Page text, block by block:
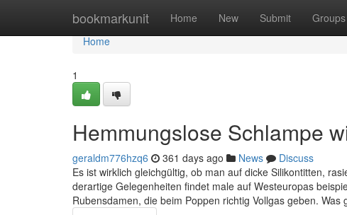
bookmarkunit Home New Submit Groups
Home
Home
1
Hemmungslose Schlampe
geraldm776hzq6 361 days ago News
Discuss
Es ist wirklich gleichgültig, ob man auf dicke Silikontitten,
derartige Gelegenheiten findet male auf Westeuropas
Rubensdamen, die beim Poppen richtig Vollgas geben.